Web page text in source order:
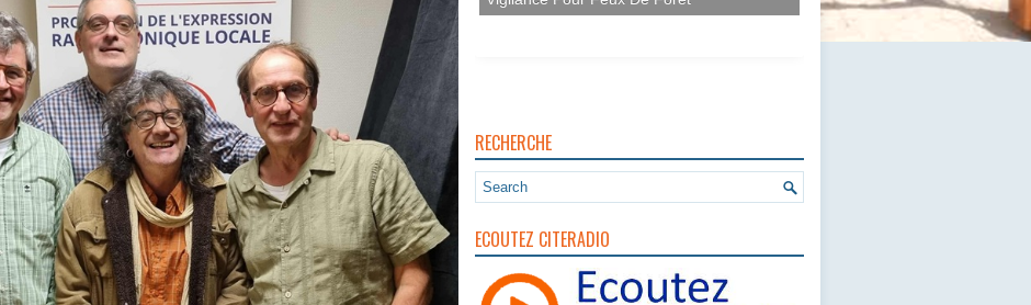
Vigilance Pour Feux De Forêt
RECHERCHE
ECOUTEZ CITERADIO